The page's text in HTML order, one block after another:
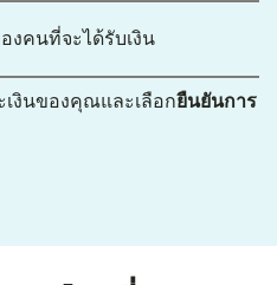
คนที่จะได้รับเงิน
งินของคุณและเลือกยืนยันการ